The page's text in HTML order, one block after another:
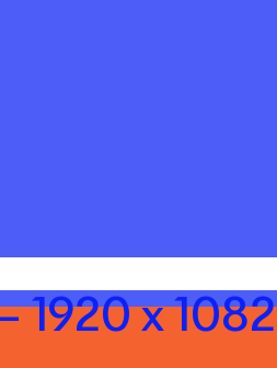
1920 x 1082